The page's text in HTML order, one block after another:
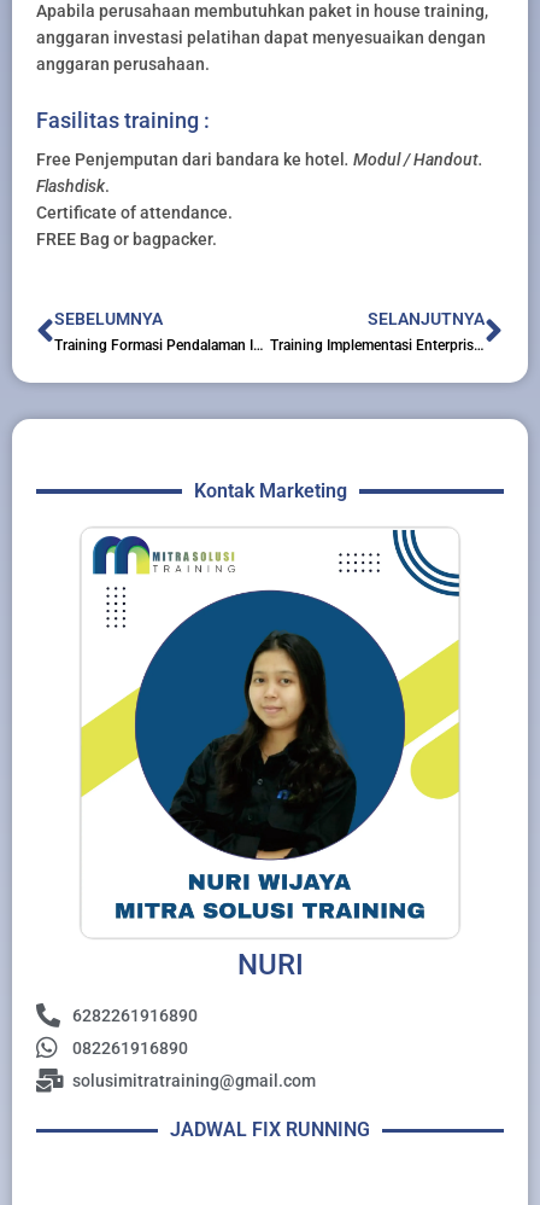
Apabila perusahaan membutuhkan paket in house training,
anggaran investasi pelatihan dapat menyesuaikan dengan
anggaran perusahaan.
Fasilitas training :
Free Penjemputan dari bandara ke hotel. Modul / Handout.
Flashdisk.
Certificate of attendance.
FREE Bag or bagpacker.
Prev
SEBELUMNYA
Training Formasi Pendalaman IFRS – PSAK
SELANJUTNYA
Training Implementasi Enterprise Resources Planning ERP
Kontak Marketing
NURI
6282261916890
082261916890
solusimitratraining@gmail.com
JADWAL FIX RUNNING